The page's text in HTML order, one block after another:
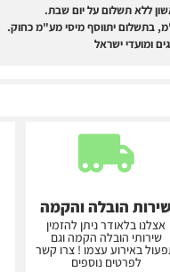
ללא תשלום על יום שבת.
בתשלום יתווסף מיסי מע"מ כחוק.
ומועדי ישראל
הובלה והקמה
אצלנו בלאודר ניתן להזמין
שירותי הובלה הקמה וגם
באירוע עצמו ! צרו קשר
לפרטים נוספים